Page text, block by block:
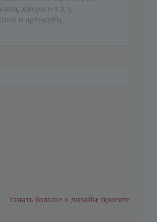
Узнать больше о дизайн-проекте